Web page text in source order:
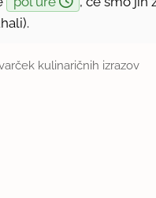
kulinaričnih izrazov